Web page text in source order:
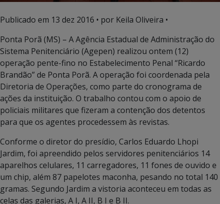
Publicado em 13 dez 2016 • por Keila Oliveira •
Ponta Porã (MS) – A Agência Estadual de Administração do
Sistema Penitenciário (Agepen) realizou ontem (12)
operação pente-fino no Estabelecimento Penal “Ricardo
Brandão” de Ponta Porã. A operação foi coordenada pela
Diretoria de Operações, como parte do cronograma de
ações da instituição. O trabalho contou com o apoio de
policiais militares que fizeram a contenção dos detentos
para que os agentes procedessem às revistas.
Conforme o diretor do presídio, Carlos Eduardo Lhopi
Jardim, foi apreendido pelos servidores penitenciários 14
aparelhos celulares, 11 carregadores, 11 fones de ouvido e
um chip, além 87 papelotes maconha, pesando no total 140
gramas. Segundo Jardim a vistoria aconteceu em todas as
celas das galerias, A I, A II, B I e B II.